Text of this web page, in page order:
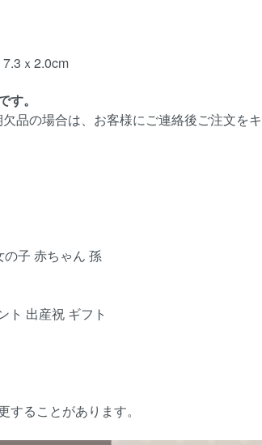
ｘ2.0cm
。
品の場合は、お客様にご連絡後ご注文を
子 赤ちゃん 孫
ト 出産祝 ギフト
ることがあります。